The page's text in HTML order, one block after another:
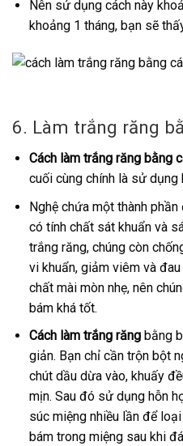
Nên sử dụng cách này
khoảng 1 tháng, bạn sẽ
6. Làm trắng răng
Cách làm trắng răng bằng
cuối cùng chính là sử dụng
Nghệ chứa một thành
có tính chất sát khuẩn và
trắng răng, chúng còn
vi khuẩn, giảm viêm và
chất mài mòn nhẹ, nên
bám khá tốt.
Cách làm trắng răngbằng
giản. Bạn chỉ cần trộn bột
chút dầu dừa vào, khuấy
mịn. Sau đó sử dụng hỗn
súc miệng nhiều lần để
bám trong miệng sau khi